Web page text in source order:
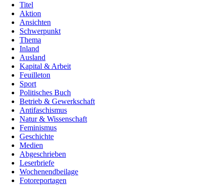
Titel
Aktion
Ansichten
Schwerpunkt
Thema
Inland
Ausland
Kapital & Arbeit
Feuilleton
Sport
Politisches Buch
Betrieb & Gewerkschaft
Antifaschismus
Natur & Wissenschaft
Feminismus
Geschichte
Medien
Abgeschrieben
Leserbriefe
Wochenendbeilage
Fotoreportagen